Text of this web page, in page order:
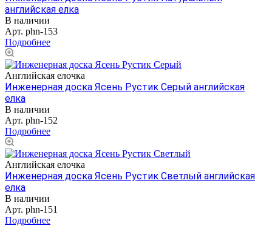
английская елка
В наличии
Арт. phn-153
Подробнее
Английская елочка
Инженерная доска Ясень Рустик Серый английская
елка
В наличии
Арт. phn-152
Подробнее
Английская елочка
Инженерная доска Ясень Рустик Светлый английская
елка
В наличии
Арт. phn-151
Подробнее